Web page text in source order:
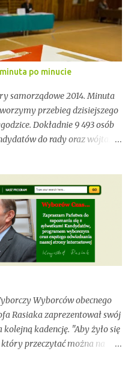
dzierżawy oraz
minuta po minucie
samorządowe 2014. Minuta
przebieg dzisiejszego
Dokładnie 9 493 osób
do rady oraz wójta.
nie brakowało.
kalendarium.
stronę, a kolejne newsy
w stałym kontakcie.
Wyborców obecnego
Rasiaka zaprezentował swój
kadencję. "Aby żyło się
przeczytać można na